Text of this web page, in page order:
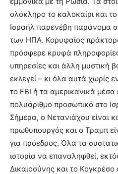
ολόκληρο το καλοκαίρι και
Ισραήλ παρενέβη παράνομα
των ΗΠΑ. Κορυφαίος
πρόσφερε κρυφά
υπηρεσίες και άλλη μυστική
εκλεγεί – κι όλα αυτά χωρίς
το FBI ή τα αμερικανικά
πολυάριθμο προσωπικό στο
Σήμερα, ο Νετανιάχου είναι
πρωθυπουργός και ο Τραμπ
για πρόεδρος. Όλα τα
ιστορία να επαναληφθεί,
Δικαιοσύνης και το